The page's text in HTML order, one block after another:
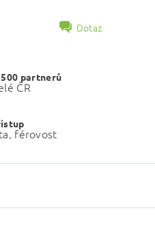
Dotaz
500 partnerů
ČR
férovost